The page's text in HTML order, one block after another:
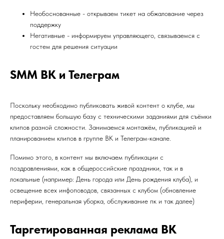
Необоснованные - открываем тикет на обжалование через
поддержку
Негативные - информируем управляющего, связываемся с
гостем для решения ситуации
SMM ВК и Телеграм
Поскольку необходимо публиковать живой контент о клубе, мы
предоставляем большую базу с техническими заданиями для съёмки
клипов разной сложности. Занимаемся монтажём, публикацией и
планированием клипов в группе ВК и Телеграм-канале.
Помимо этого, в контент мы включаем публикации с
поздравлениями, как в общероссийские праздники, так и в
локальные (например: День города или День рождения клуба), и
освещение всех инфоповодов, связанных с клубом (обновление
периферии, генеральная уборка, обслуживание пк и так далее)
Таргетированная реклама ВК